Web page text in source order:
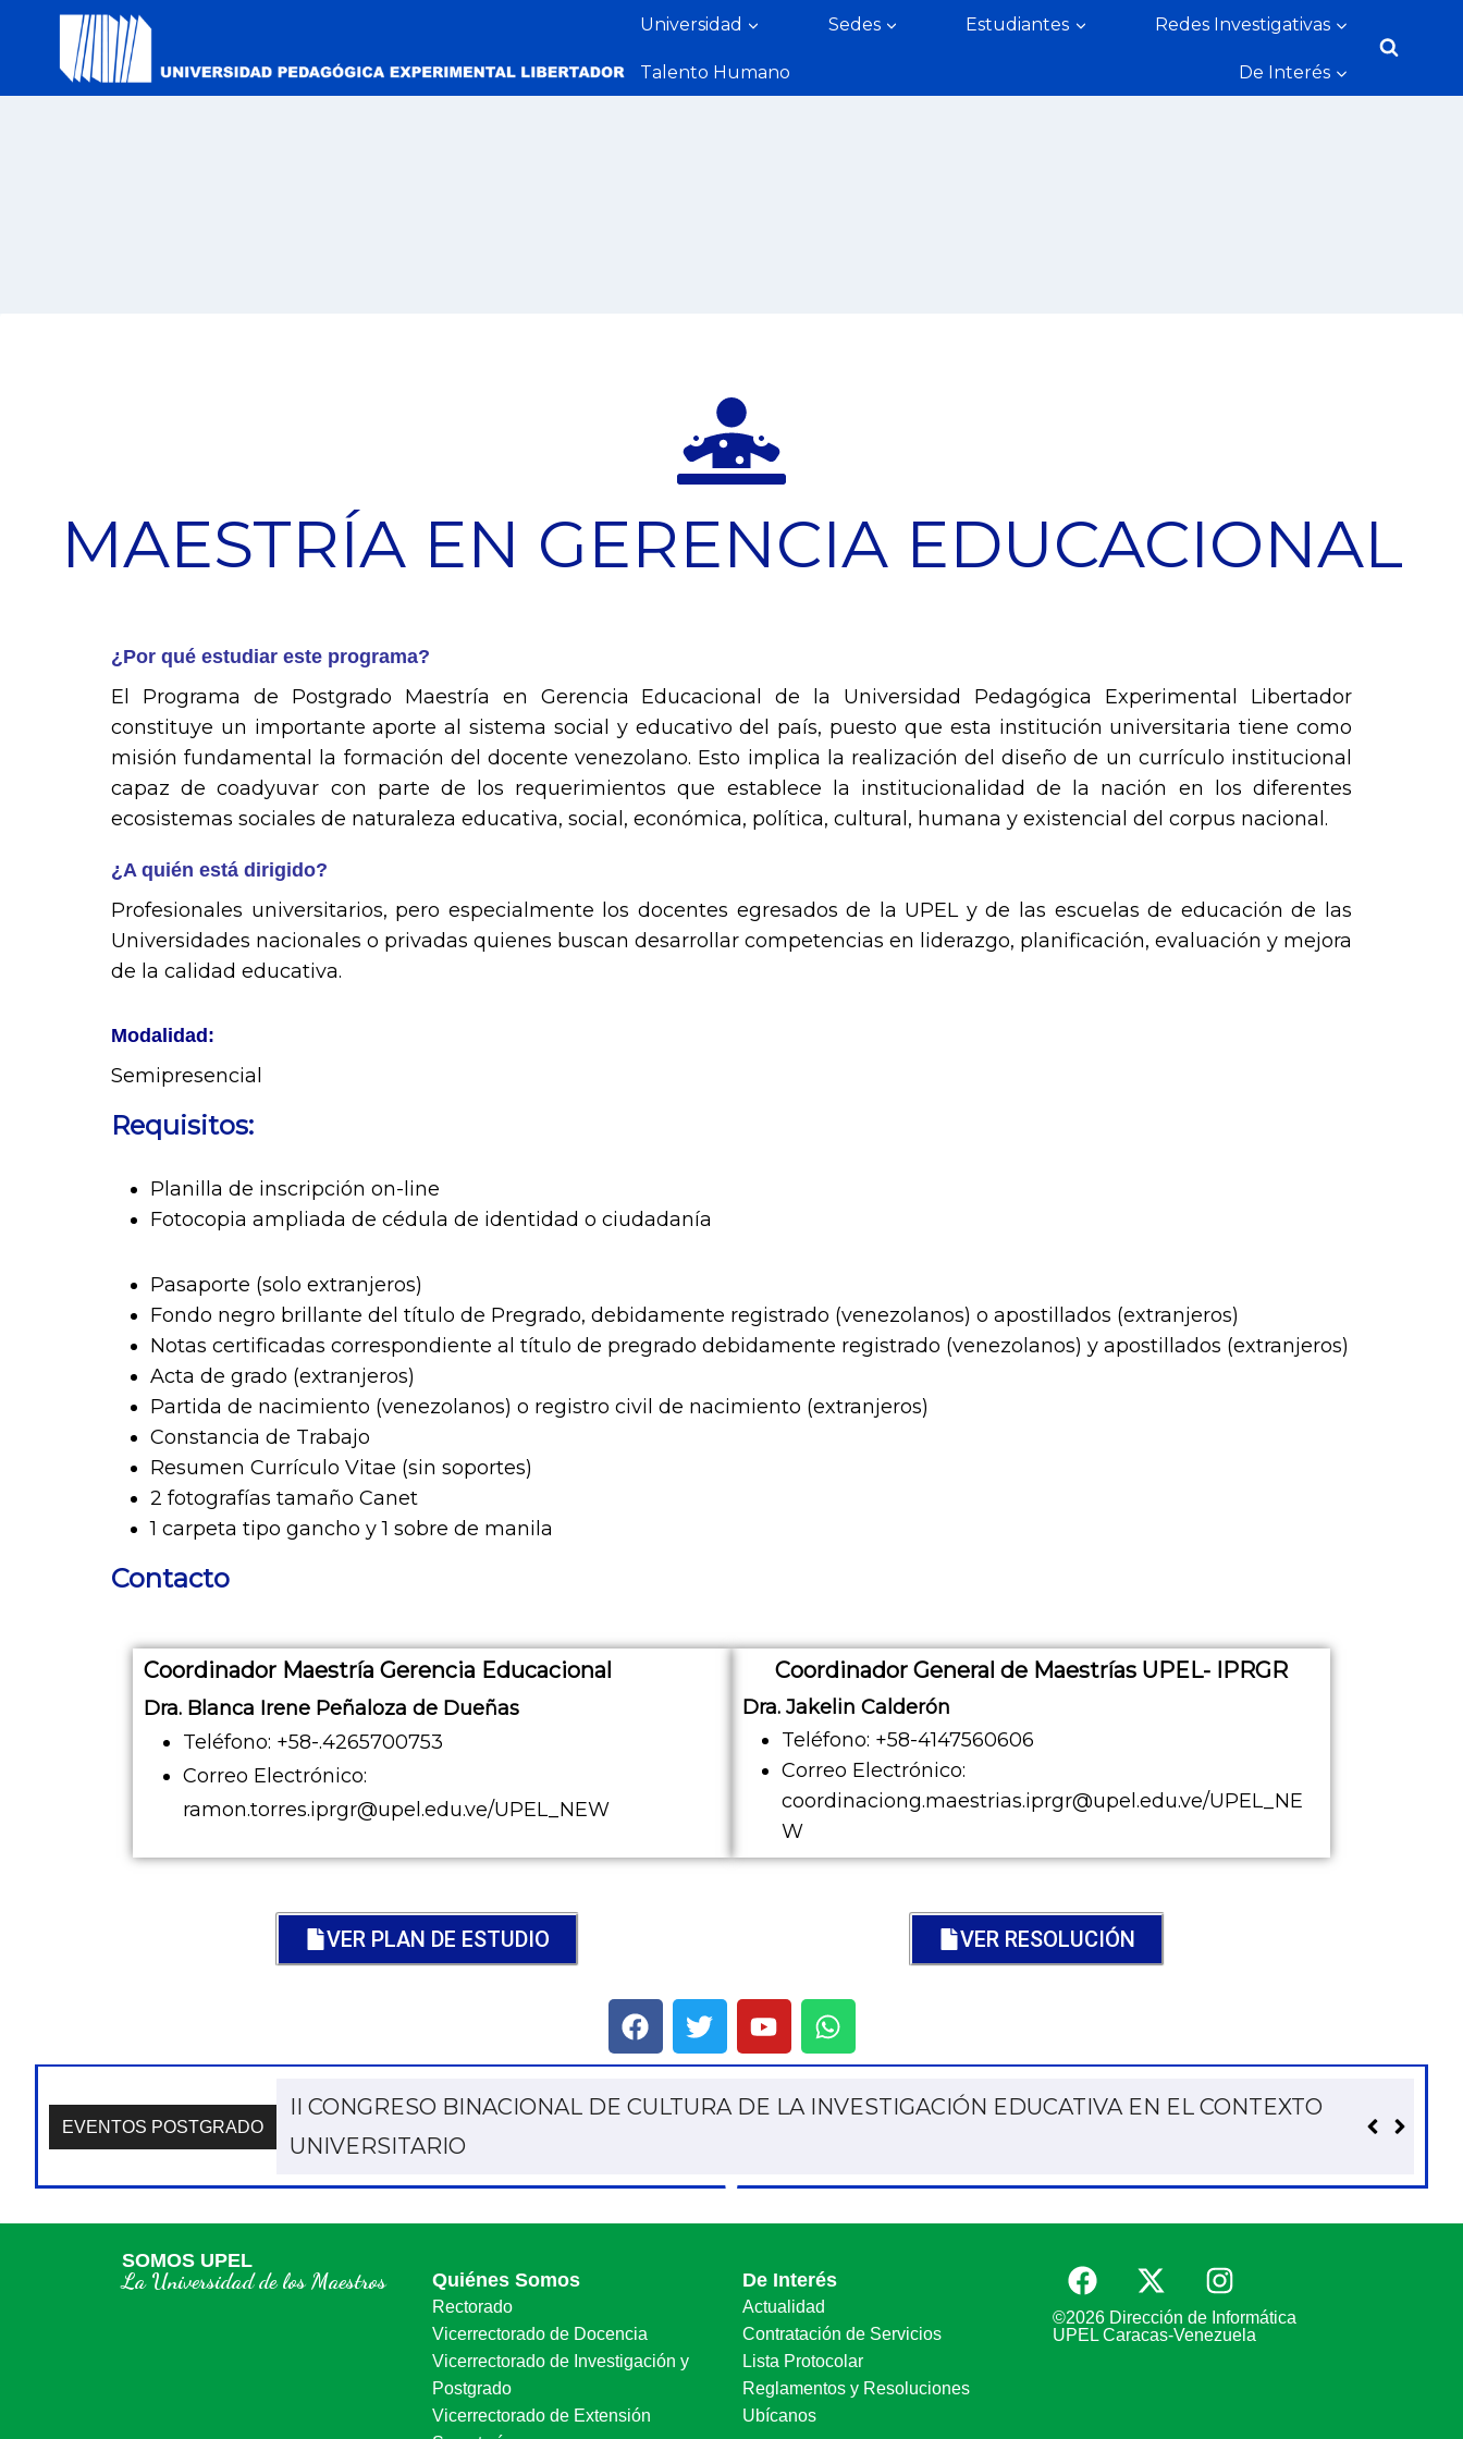
Universidad Sedes Estudiantes Redes Investigativas
Talento Humano De Interés
MAESTRÍA EN GERENCIA EDUCACIONAL
¿Por qué estudiar este programa?
El Programa de Postgrado Maestría en Gerencia Educacional de la Universidad Pedagógica Experimental Libertador
constituye un importante aporte al sistema social y educativo del país, puesto que esta institución universitaria tiene como
misión fundamental la formación del docente venezolano. Esto implica la realización del diseño de un currículo institucional
capaz de coadyuvar con parte de los requerimientos que establece la institucionalidad de la nación en los diferentes
ecosistemas sociales de naturaleza educativa, social, económica, política, cultural, humana y existencial del corpus nacional.
¿A quién está dirigido?
Profesionales universitarios, pero especialmente los docentes egresados de la UPEL y de las escuelas de educación de las
Universidades nacionales o privadas quienes buscan desarrollar competencias en liderazgo, planificación, evaluación y mejora
de la calidad educativa.
Modalidad:
Semipresencial
Requisitos:
Planilla de inscripción on-line
Fotocopia ampliada de cédula de identidad o ciudadanía
Pasaporte (solo extranjeros)
Fondo negro brillante del título de Pregrado, debidamente registrado (venezolanos) o apostillados (extranjeros)
Notas certificadas correspondiente al título de pregrado debidamente registrado (venezolanos) y apostillados (extranjeros)
Acta de grado (extranjeros)
Partida de nacimiento (venezolanos) o registro civil de nacimiento (extranjeros)
Constancia de Trabajo
Resumen Currículo Vitae (sin soportes)
2 fotografías tamaño Canet
1 carpeta tipo gancho y 1 sobre de manila
Contacto
Coordinador Maestría Gerencia Educacional
Dra. Blanca Irene Peñaloza de Dueñas
Teléfono: +58-.4265700753
Correo Electrónico:
ramon.torres.iprgr@upel.edu.ve/UPEL_NEW
Coordinador General de Maestrías UPEL- IPRGR
Dra. Jakelin Calderón
Teléfono: +58-4147560606
Correo Electrónico:
coordinaciong.maestrias.iprgr@upel.edu.ve/UPEL_NE
W
VER PLAN DE ESTUDIO VER RESOLUCIÓN
EVENTOS POSTGRADO
CONGRESO BINACIONAL VENEZUELA Y COLOMBIA DE INVESTIGACIÓN EDUCATIVA:
“HUMANIDADES Y EDUCACIÓN ANTE LA SOCIEDAD ACTUAL”
SOMOS UPEL
La Universidad de los Maestros Quiénes Somos
Rectorado
Vicerrectorado de Docencia
Vicerrectorado de Investigación y
Postgrado
Vicerrectorado de Extensión
De Interés
Actualidad
Contratación de Servicios
Lista Protocolar
Reglamentos y Resoluciones
Ubícanos
©2026 Dirección de Informática
UPEL Caracas-Venezuela